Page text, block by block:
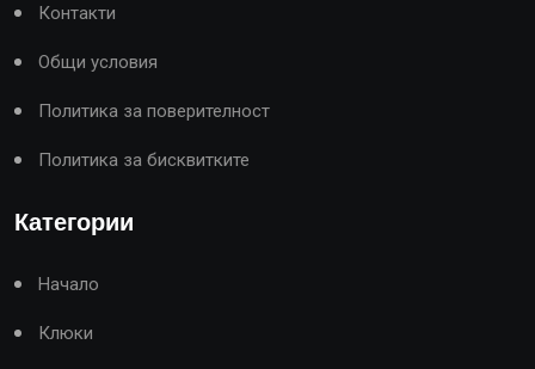
Контакти
Общи условия
Политика за поверителност
Политика за бисквитките
Категории
Начало
Клюки